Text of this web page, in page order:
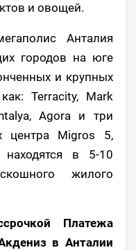
и овощей.
Анталия
городов на юге
и крупных
Terracity, Mark
Agora и три
центра Migros 5,
в 5-10
жилого
Платежа
в Анталии